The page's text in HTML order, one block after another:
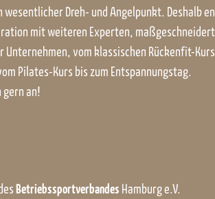
Dreh- und Angelpunkt. Deshalb
mit weiteren Experten,
vom klassischen Rückenfit-
Pilates-Kurs bis zum Entspannungstag.
gern an!
Betriebssportverbandes Hamburg e.V.